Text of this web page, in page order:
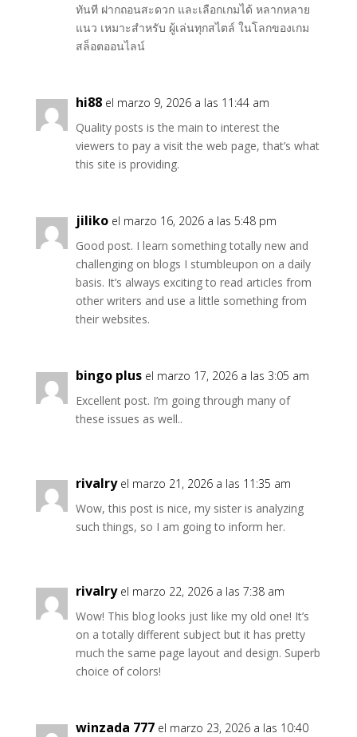
ทันที ฝากถอนสะดวก และเลือกเกมได้ หลากหลาย
แนว เหมาะสำหรับ ผู้เล่นทุกสไตล์ ในโลกของเกม
สล็อตออนไลน์
hi88 el marzo 9, 2026 a las 11:44 am
Quality posts is the main to interest the
viewers to pay a visit the web page, that’s what
this site is providing.
jiliko el marzo 16, 2026 a las 5:48 pm
Good post. I learn something totally new and
challenging on blogs I stumbleupon on a daily
basis. It’s always exciting to read articles from
other writers and use a little something from
their websites.
bingo plus el marzo 17, 2026 a las 3:05 am
Excellent post. I’m going through many of
these issues as well..
rivalry el marzo 21, 2026 a las 11:35 am
Wow, this post is nice, my sister is analyzing
such things, so I am going to inform her.
rivalry el marzo 22, 2026 a las 7:38 am
Wow! This blog looks just like my old one! It’s
on a totally different subject but it has pretty
much the same page layout and design. Superb
choice of colors!
winzada 777 el marzo 23, 2026 a las 10:40